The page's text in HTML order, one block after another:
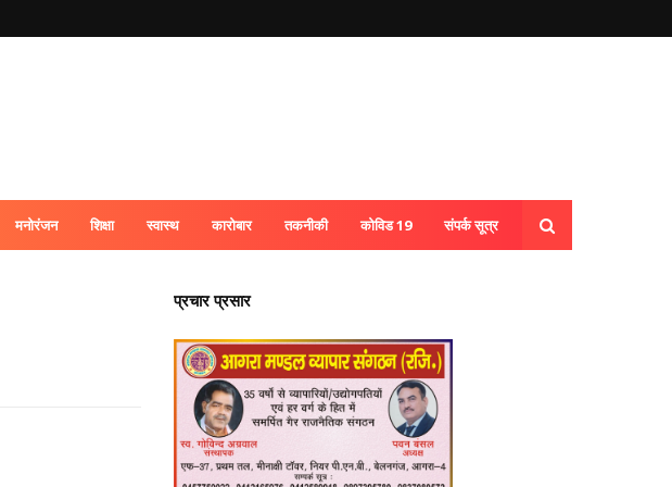
मनोरंजन शिक्षा स्वास्थ कारोबार तकनीकी कोविड 19 संपर्क सूत्र
प्रचार प्रसार